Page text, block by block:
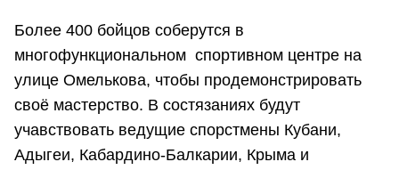
Более 400 бойцов соберутся в
многофункциональном спортивном центре на
улице Омелькова, чтобы продемонстрировать
своё мастерство. В состязаниях будут
учавствовать ведущие спорстмены Кубани,
Адыгеи, Кабардино-Балкарии, Крыма и